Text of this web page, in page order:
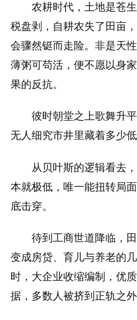
农耕时代，土地是苍
税盘剥，自耕农失了田亩
会骤然铤而走险。非是天
薄粥可苟活，便不愿以身
果的反抗。
彼时朝堂之上歌舞升
无人细究市井里藏着多少低
从贝叶斯的逻辑看去
本就极低，唯一能扭转局
底击穿。
待到工商世道降临，
变成房贷、育儿与养老的
时，大企业收缩编制，优
据，多数人被挤到正轨之外